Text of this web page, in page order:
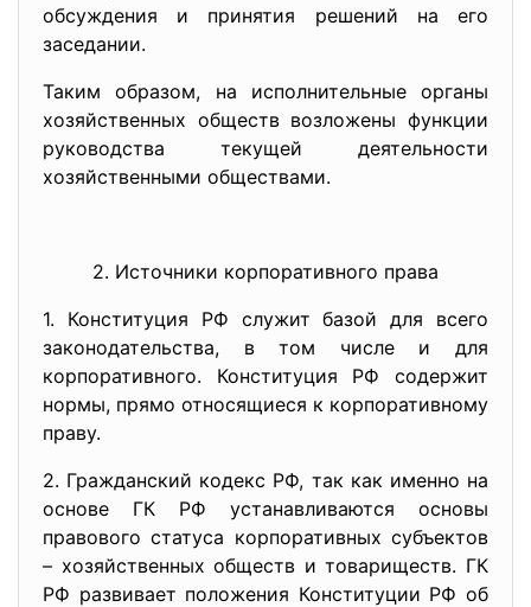
обсуждения и принятия решений на его
заседании.
Таким образом, на исполнительные органы
хозяйственных обществ возложены функции
руководства текущей деятельности
хозяйственными обществами.
2. Источники корпоративного права
1. Конституция РФ служит базой для всего
законодательства, в том числе и для
корпоративного. Конституция РФ содержит
нормы, прямо относящиеся к корпоративному
праву.
2. Гражданский кодекс РФ, так как именно на
основе ГК РФ устанавливаются основы
правового статуса корпоративных субъектов
– хозяйственных обществ и товариществ. ГК
РФ развивает положения Конституции РФ об